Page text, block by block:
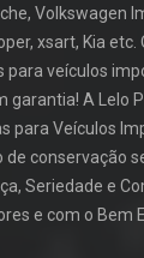
Volkswagen
xsart, Kia
para veículos
garantia! A Lelo
para Veículos
conservação
Seriedade e
e com o Bem